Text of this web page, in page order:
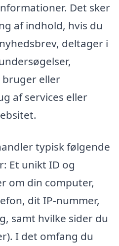
Det sker
af indhold, hvis du
deltager i
eller
af services eller
typisk følgende
Et unikt ID og
om din computer,
dit IP-nummer,
samt hvilke sider du
I det omfang du